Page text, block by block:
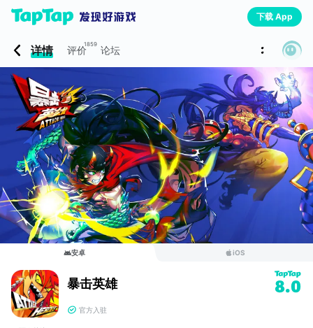
下载 App
详情 评价1859 论坛
安卓 iOS
暴击英雄 8.0
官方入驻